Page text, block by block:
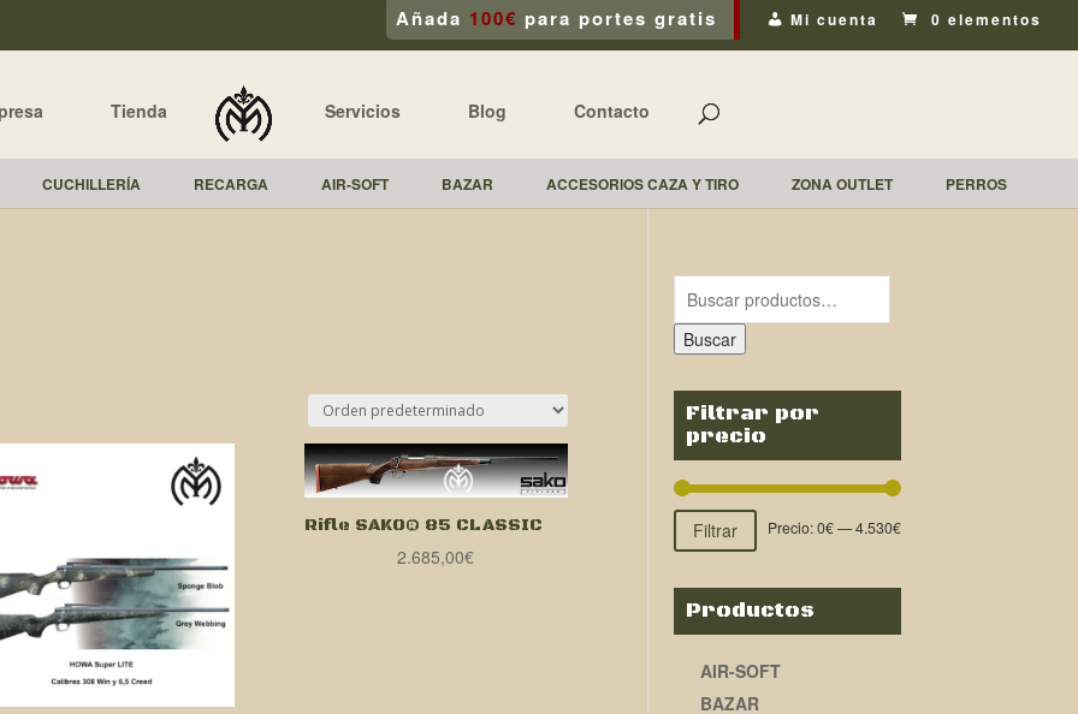
Añada 100€ para portes gratis Mi cuenta 0 elementos
Tienda Servicios Blog Contacto
CUCHILLERÍA RECARGA AIR-SOFT BAZAR ACCESORIOS CAZA Y TIRO ZONA OUTLET PERROS
Rifle SAKO® 85 CLASSIC
2.685,00€
Buscar
Filtrar por
precio
Filtrar Precio:0€—4.530€
Productos
AIR-SOFT
BAZAR